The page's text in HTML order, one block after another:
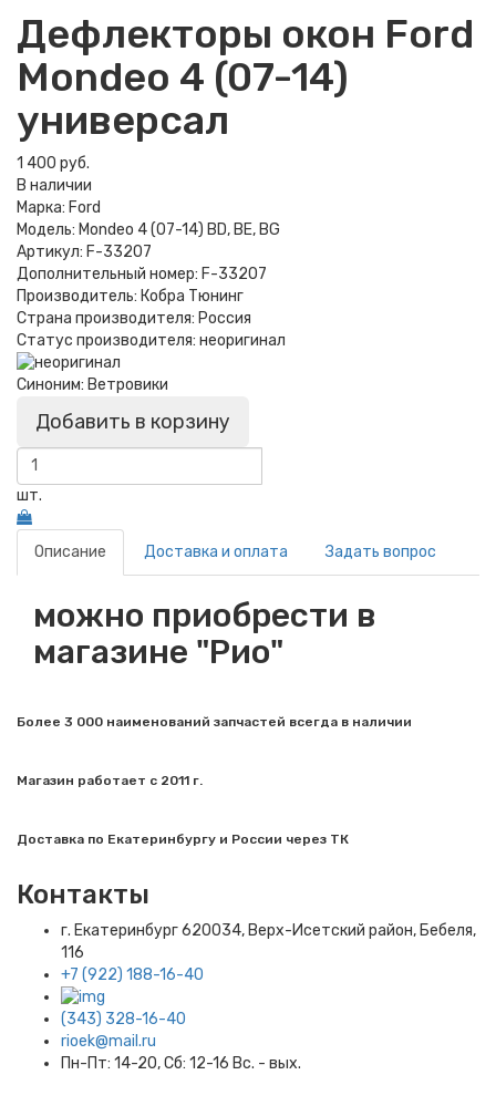
Дефлекторы окон Ford
Mondeo 4 (07-14)
универсал
1 400 руб.
В наличии
Марка: Ford
Модель: Mondeo 4 (07-14) BD, BE, BG
Артикул: F-33207
Дополнительный номер: F-33207
Производитель: Кобра Тюнинг
Страна производителя: Россия
Статус производителя: неоригинал
Синоним: Ветровики
Добавить в корзину
шт.
Описание Доставка и оплата Задать вопрос
можно приобрести в
магазине "Рио"
Более 3 000 наименований запчастей всегда в наличии
Магазин работает с 2011 г.
Доставка по Екатеринбургу и России через ТК
Контакты
г. Екатеринбург​ 620034, Верх-Исетский район, Бебеля,
116
+7 (922) 188-16-40
(343) 328-16-40
rioek@mail.ru
Пн-Пт: 14-20, Сб: 12-16 Вс. - вых.